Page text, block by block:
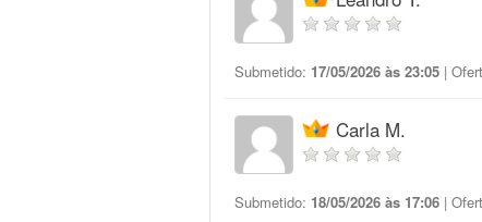
Submetido: 17/05/2026 às 23:05 |
Carla M.
Submetido: 18/05/2026 às 17:06 |